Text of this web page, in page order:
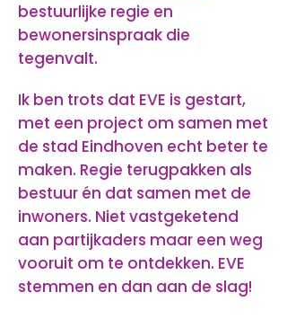
bestuurlijke regie en
bewonersinspraak die
tegenvalt.
Ik ben trots dat EVE is gestart,
met een project om samen met
de stad Eindhoven echt beter te
maken. Regie terugpakken als
bestuur én dat samen met de
inwoners. Niet vastgeketend
aan partijkaders maar een weg
vooruit om te ontdekken. EVE
stemmen en dan aan de slag!